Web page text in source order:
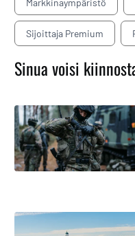
Markkinaympäristö
Sijoittaja Premium
Sinua voisi